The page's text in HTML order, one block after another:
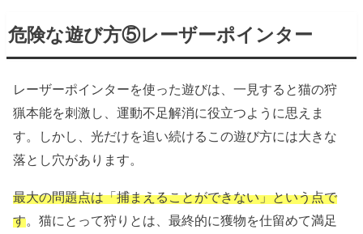
危険な遊び方⑤レーザーポインター
レーザーポインターを使った遊びは、一見すると猫の狩
猟本能を刺激し、運動不足解消に役立つように思えま
す。しかし、光だけを追い続けるこの遊び方には大きな
落とし穴があります。
最大の問題点は「捕まえることができない」という点で
す。猫にとって狩りとは、最終的に獲物を仕留めて満足